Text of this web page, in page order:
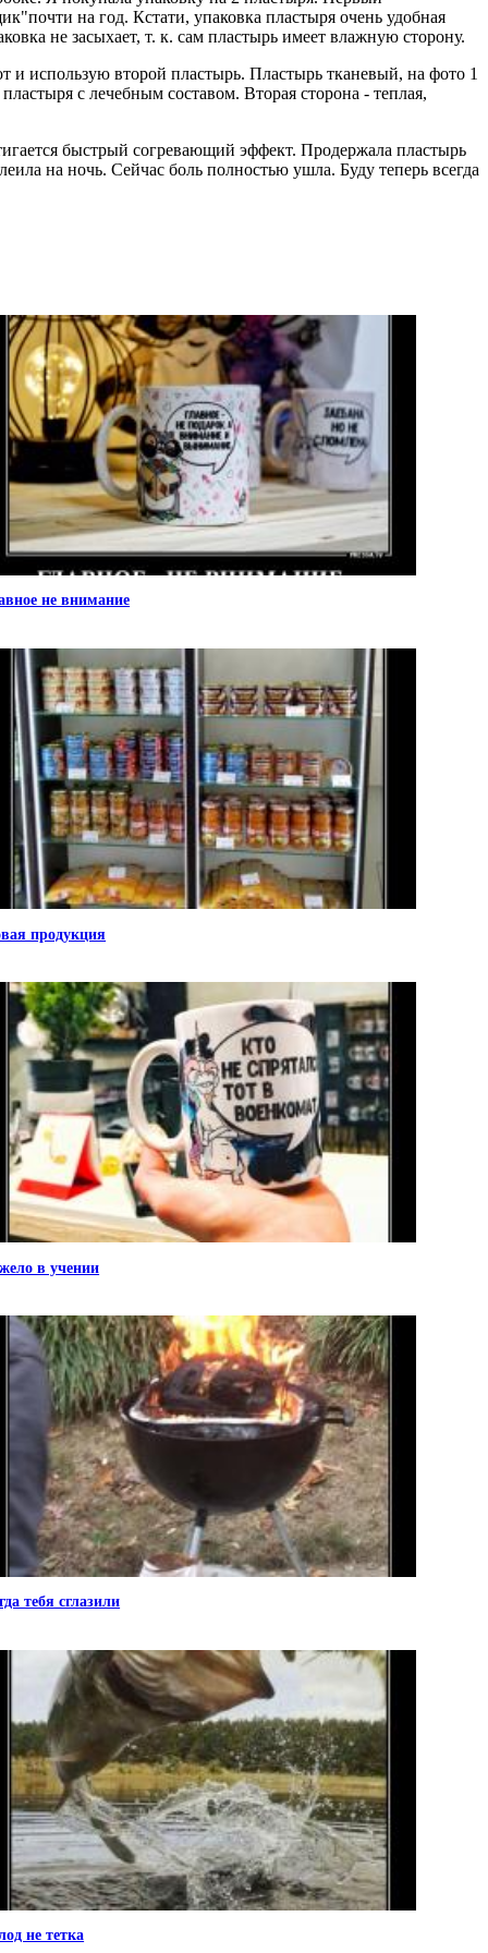
на год. Кстати, упаковка пластыря очень удобная
не засыхает, т. к. сам пластырь имеет влажную сторону.
и использую второй пластырь. Пластырь тканевый, на фото 1
с лечебным составом. Вторая сторона - теплая,
быстрый согревающий эффект. Продержала пластырь
на ночь. Сейчас боль полностью ушла. Буду теперь всегда
не внимание
продукция
в учении
тебя сглазили
не тетка